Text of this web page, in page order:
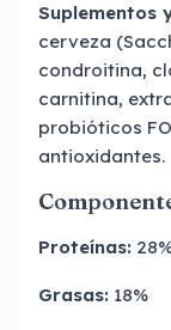
Suplementos
cerveza
condroitina,
carnitina,
probióticos
antioxidantes.
Proteínas:
Grasas: 18%